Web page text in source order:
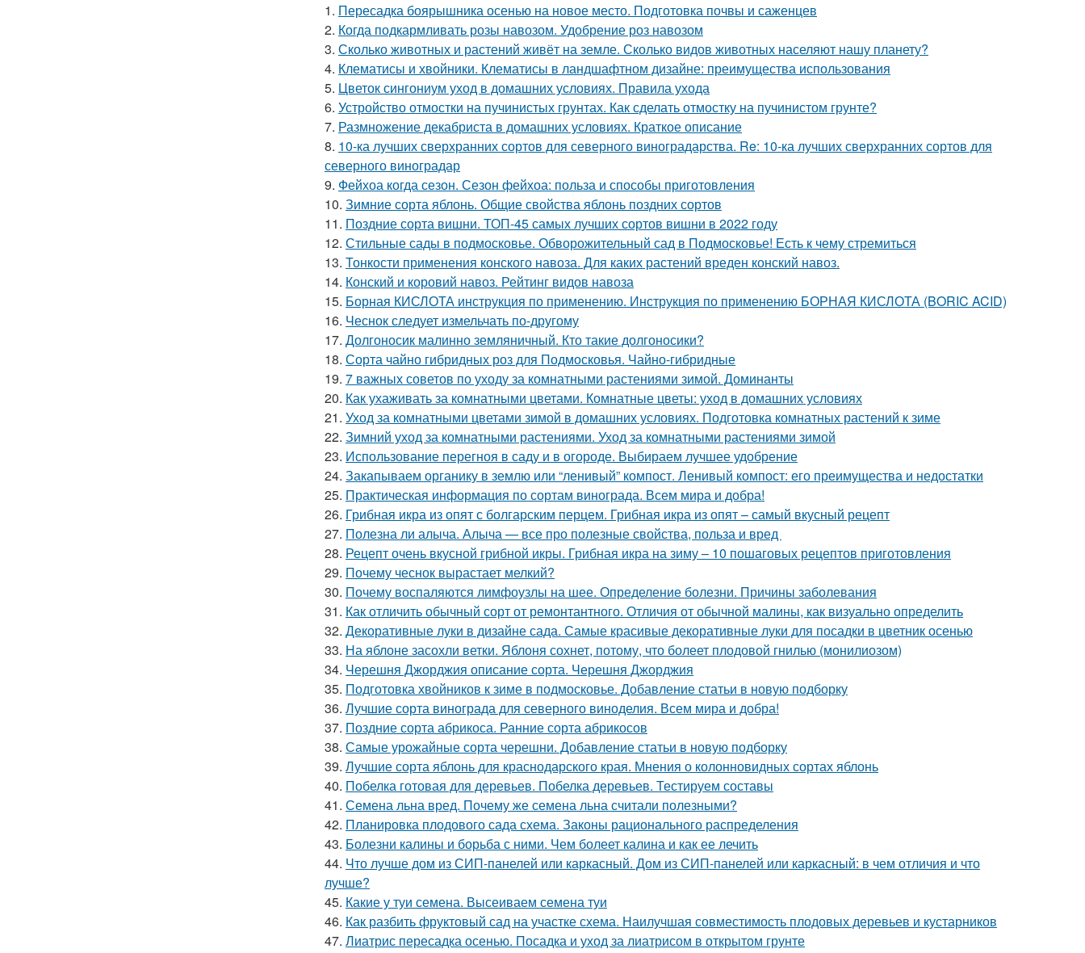
1. Пересадка боярышника осенью на новое место. Подготовка почвы и саженцев
2. Когда подкармливать розы навозом. Удобрение роз навозом
3. Сколько животных и растений живёт на земле. Сколько видов животных населяют нашу планету?
4. Клематисы и хвойники. Клематисы в ландшафтном дизайне: преимущества использования
5. Цветок сингониум уход в домашних условиях. Правила ухода
6. Устройство отмостки на пучинистых грунтах. Как сделать отмостку на пучинистом грунте?
7. Размножение декабриста в домашних условиях. Краткое описание
8. 10-ка лучших сверхранних сортов для северного виноградарства. Re: 10-ка лучших сверхранних сортов для
северного виноградар
9. Фейхоа когда сезон. Сезон фейхоа: польза и способы приготовления
10. Зимние сорта яблонь. Общие свойства яблонь поздних сортов
11. Поздние сорта вишни. ТОП-45 самых лучших сортов вишни в 2022 году
12. Стильные сады в подмосковье. Обворожительный сад в Подмосковье! Есть к чему стремиться
13. Тонкости применения конского навоза. Для каких растений вреден конский навоз.
14. Конский и коровий навоз. Рейтинг видов навоза
15. Борная КИСЛОТА инструкция по применению. Инструкция по применению БОРНАЯ КИСЛОТА (BORIC ACID)
16. Чеснок следует измельчать по-другому
17. Долгоносик малинно земляничный. Кто такие долгоносики?
18. Сорта чайно гибридных роз для Подмосковья. Чайно-гибридные
19. 7 важных советов по уходу за комнатными растениями зимой. Доминанты
20. Как ухаживать за комнатными цветами. Комнатные цветы: уход в домашних условиях
21. Уход за комнатными цветами зимой в домашних условиях. Подготовка комнатных растений к зиме
22. Зимний уход за комнатными растениями. Уход за комнатными растениями зимой
23. Использование перегноя в саду и в огороде. Выбираем лучшее удобрение
24. Закапываем органику в землю или “ленивый” компост. Ленивый компост: его преимущества и недостатки
25. Практическая информация по сортам винограда. Всем мира и добра!
26. Грибная икра из опят с болгарским перцем. Грибная икра из опят – самый вкусный рецепт
27. Полезна ли алыча. Алыча — все про полезные свойства, польза и вред
28. Рецепт очень вкусной грибной икры. Грибная икра на зиму – 10 пошаговых рецептов приготовления
29. Почему чеснок вырастает мелкий?
30. Почему воспаляются лимфоузлы на шее. Определение болезни. Причины заболевания
31. Как отличить обычный сорт от ремонтантного. Отличия от обычной малины, как визуально определить
32. Декоративные луки в дизайне сада. Самые красивые декоративные луки для посадки в цветник осенью
33. На яблоне засохли ветки. Яблоня сохнет, потому, что болеет плодовой гнилью (монилиозом)
34. Черешня Джорджия описание сорта. Черешня Джорджия
35. Подготовка хвойников к зиме в подмосковье. Добавление статьи в новую подборку
36. Лучшие сорта винограда для северного виноделия. Всем мира и добра!
37. Поздние сорта абрикоса. Ранние сорта абрикосов
38. Самые урожайные сорта черешни. Добавление статьи в новую подборку
39. Лучшие сорта яблонь для краснодарского края. Мнения о колонновидных сортах яблонь
40. Побелка готовая для деревьев. Побелка деревьев. Тестируем составы
41. Семена льна вред. Почему же семена льна считали полезными?
42. Планировка плодового сада схема. Законы рационального распределения
43. Болезни калины и борьба с ними. Чем болеет калина и как ее лечить
44. Что лучше дом из СИП-панелей или каркасный. Дом из СИП-панелей или каркасный: в чем отличия и что
лучше?
45. Какие у туи семена. Высеиваем семена туи
46. Как разбить фруктовый сад на участке схема. Наилучшая совместимость плодовых деревьев и кустарников
47. Лиатрис пересадка осенью. Посадка и уход за лиатрисом в открытом грунте